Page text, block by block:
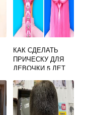
КАК СДЕЛАТЬ
ПРИЧЕСКУ ДЛЯ
ДЕВОЧКИ 5 ЛЕТ